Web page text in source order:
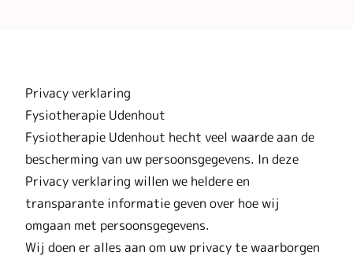
Privacy verklaring
Fysiotherapie Udenhout
Fysiotherapie Udenhout hecht veel waarde aan de
bescherming van uw persoonsgegevens. In deze
Privacy verklaring willen we heldere en
transparante informatie geven over hoe wij
omgaan met persoonsgegevens.
Wij doen er alles aan om uw privacy te waarborgen